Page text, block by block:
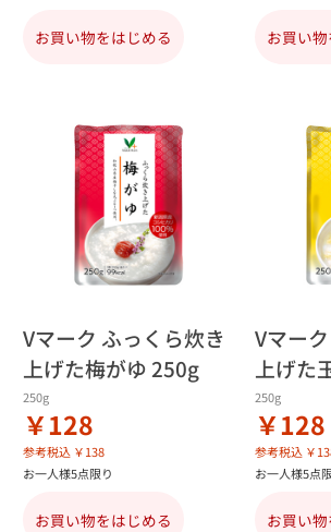
お買い物をはじめる お買い
Vマーク ふっくら炊き
上げた梅がゆ 250g
250g
￥128
参考税込 ￥138
お一人様5点限り
お買い物をはじめる
Vマー
上げた
250g
￥128
参考税込 ￥
お一人様5点
お買い